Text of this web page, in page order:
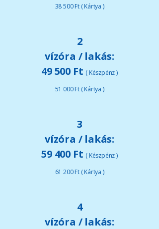
38 500 Ft ( Kártya )
2
vízóra / lakás:
49 500 Ft ( Készpénz )
51 000 Ft ( Kártya )
3
vízóra / lakás:
59 400 Ft ( Készpénz )
61 200 Ft ( Kártya )
4
vízóra / lakás: